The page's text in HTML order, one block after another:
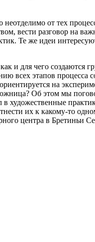
неотделимо от тех
вести разговор на
Те же идеи
и для чего
всех этапов процесса
на
Об этом мы
художественные
их к какому-то
центра в